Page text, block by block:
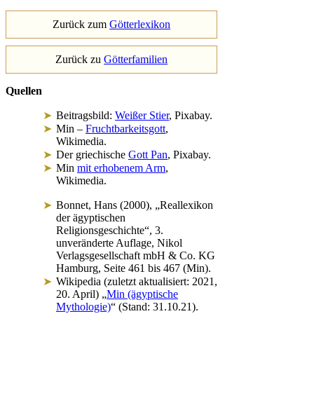
Zurück zumGötterlexikon
Zurück zuGötterfamilien
Quellen
Beitragsbild: Weißer Stier, Pixabay.
Min – Fruchtbarkeitsgott,
Wikimedia.
Der griechische Gott Pan, Pixabay.
Min mit erhobenem Arm,
Wikimedia.
Bonnet, Hans (2000), „Reallexikon
der ägyptischen
Religionsgeschichte“, 3.
unveränderte Auflage, Nikol
Verlagsgesellschaft mbH & Co. KG
Hamburg, Seite 461 bis 467 (Min).
Wikipedia (zuletzt aktualisiert: 2021,
20. April) „Min (ägyptische
Mythologie)“ (Stand: 31.10.21).